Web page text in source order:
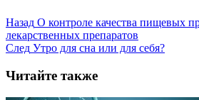
Назад О контроле качества пищевых
лекарственных препаратов
След Утро для сна или для себя?
Читайте также